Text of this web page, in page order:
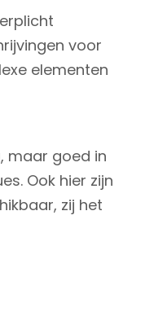
voor
elementen
maar goed in
Ook hier zijn
zij het